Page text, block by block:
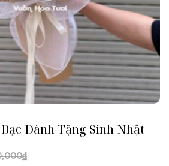
Dành Tặng Sinh Nhật
₫